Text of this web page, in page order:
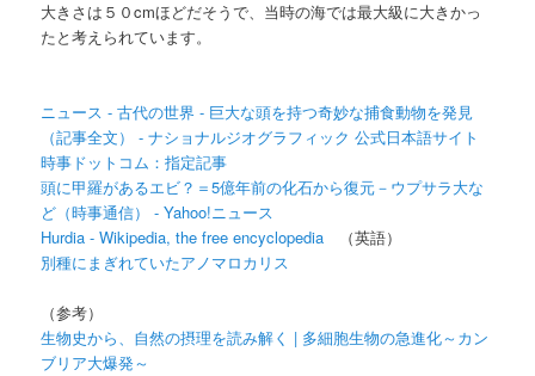
大きさは５０cmほどだそうで、当時の海では最大級に大きかっ
たと考えられています。
ニュース - 古代の世界 - 巨大な頭を持つ奇妙な捕食動物を発見
（記事全文） - ナショナルジオグラフィック 公式日本語サイト
時事ドットコム：指定記事
頭に甲羅があるエビ？＝5億年前の化石から復元－ウプサラ大な
ど（時事通信） - Yahoo!ニュース
Hurdia - Wikipedia, the free encyclopedia （英語）
別種にまぎれていたアノマロカリス
（参考）
生物史から、自然の摂理を読み解く | 多細胞生物の急進化～カン
ブリア大爆発～